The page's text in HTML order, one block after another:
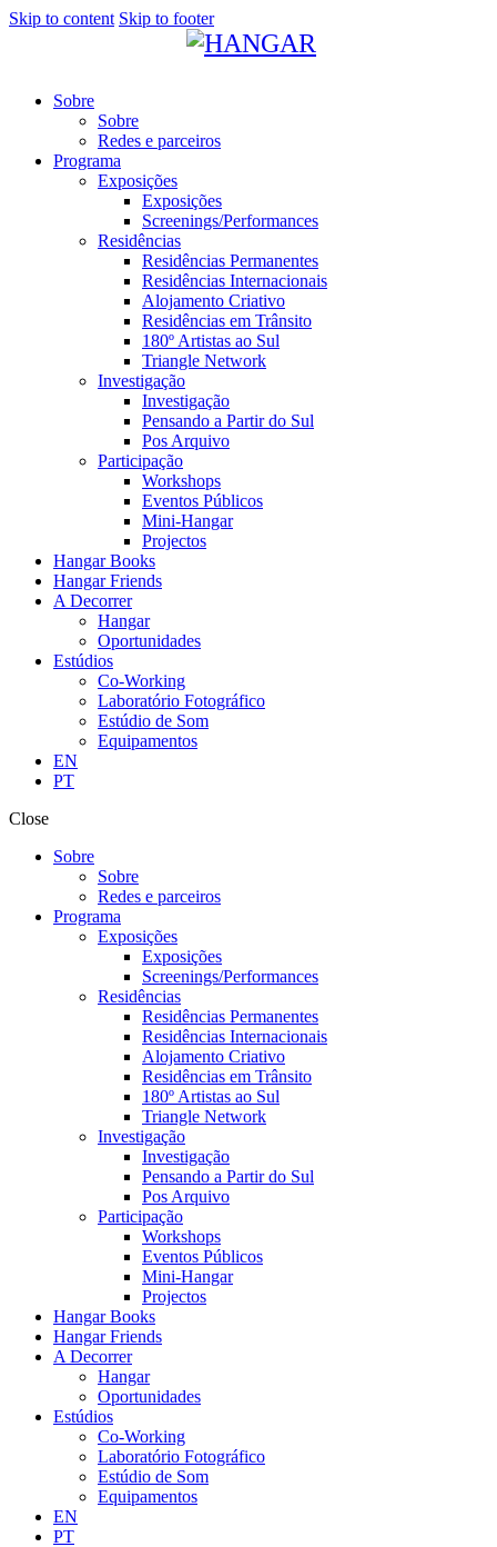
Skip to content Skip to footer
Sobre
Sobre
Redes e parceiros
Programa
Exposições
Exposições
Screenings/Performances
Residências
Residências Permanentes
Residências Internacionais
Alojamento Criativo
Residências em Trânsito
180º Artistas ao Sul
Triangle Network
Investigação
Investigação
Pensando a Partir do Sul
Pos Arquivo
Participação
Workshops
Eventos Públicos
Mini-Hangar
Projectos
Hangar Books
Hangar Friends
A Decorrer
Hangar
Oportunidades
Estúdios
Co-Working
Laboratório Fotográfico
Estúdio de Som
Equipamentos
EN
PT
Close
Sobre
Sobre
Redes e parceiros
Programa
Exposições
Exposições
Screenings/Performances
Residências
Residências Permanentes
Residências Internacionais
Alojamento Criativo
Residências em Trânsito
180º Artistas ao Sul
Triangle Network
Investigação
Investigação
Pensando a Partir do Sul
Pos Arquivo
Participação
Workshops
Eventos Públicos
Mini-Hangar
Projectos
Hangar Books
Hangar Friends
A Decorrer
Hangar
Oportunidades
Estúdios
Co-Working
Laboratório Fotográfico
Estúdio de Som
Equipamentos
EN
PT